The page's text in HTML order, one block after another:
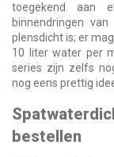
toegekend aan
binnendringen
plensdicht is; er
10 liter water per
series zijn zelfs
nog eens prettig
bestellen